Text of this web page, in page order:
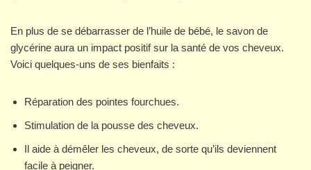
En plus de se débarrasser de l’huile de bébé, le savon de
glycérine aura un impact positif sur la santé de vos cheveux.
Voici quelques-uns de ses bienfaits :
Réparation des pointes fourchues.
Stimulation de la pousse des cheveux.
Il aide à démêler les cheveux, de sorte qu’ils deviennent
facile à peigner.